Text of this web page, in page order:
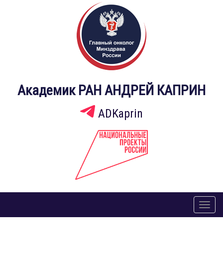
Академик РАН АНДРЕЙ КАПРИН
ADKaprin